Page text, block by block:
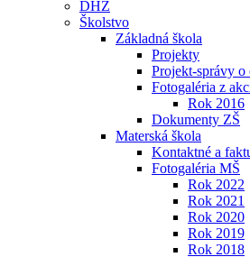
DHZ
Školstvo
Základná škola
Projekty
Projekt-správy o
Fotogaléria z
Rok 2016
Dokumenty ZŠ
Materská škola
Kontaktné a
Fotogaléria MŠ
Rok 2022
Rok 2021
Rok 2020
Rok 2019
Rok 2018